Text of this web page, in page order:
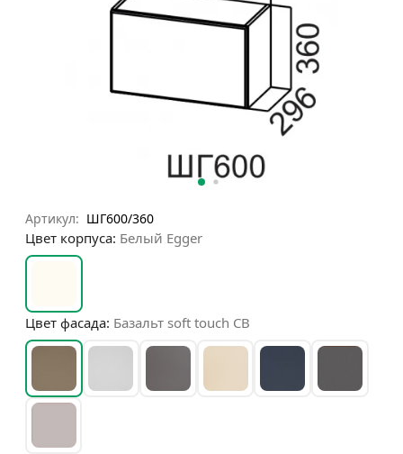
Артикул: ШГ600/360
Цвет корпуса: Белый Egger
Цвет фасада: Базальт soft touch СВ